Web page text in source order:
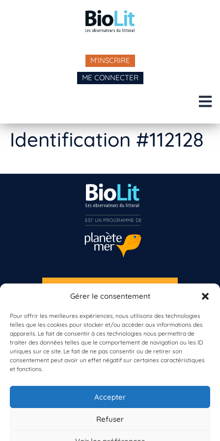
Gérer le consentement
Pour offrir les meilleures expériences, nous utilisons des technologies
telles que les cookies pour stocker et/ou accéder aux informations des
appareils. Le fait de consentir à ces technologies nous permettra de
traiter des données telles que le comportement de navigation ou les ID
uniques sur ce site. Le fait de ne pas consentir ou de retirer son
consentement peut avoir un effet négatif sur certaines caractéristiques
et fonctions.
Accepter
Refuser
M'INSCRIRE
ME CONNECTER
Identification #112128
À propos de BioLit
Vos données d'observation
Ressources
Résultats du programme
Contacts
S'INSCRIRE À LA NEWSLETTER
Vous n’êtes pas encore inscrit à Biolit ?
Inscrivez-vous dès maintenant